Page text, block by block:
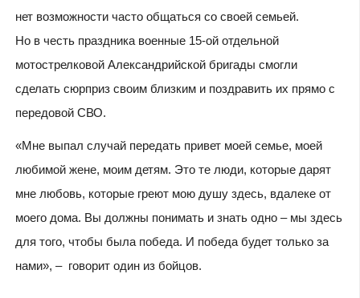
нет возможности часто общаться со своей семьей.
Но в честь праздника военные 15-ой отдельной
мотострелковой Александрийской бригады смогли
сделать сюрприз своим близким и поздравить их прямо с
передовой СВО.
«Мне выпал случай передать привет моей семье, моей
любимой жене, моим детям. Это те люди, которые дарят
мне любовь, которые греют мою душу здесь, вдалеке от
моего дома. Вы должны понимать и знать одно – мы здесь
для того, чтобы была победа. И победа будет только за
нами», – говорит один из бойцов.